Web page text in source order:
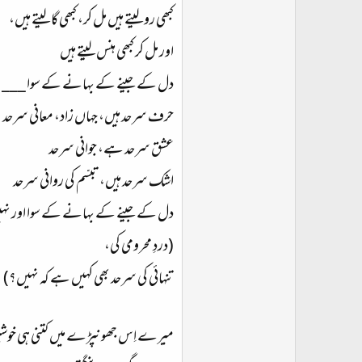
کبھی رو لیتے ہیں مل کر، کبھی گا لیتے ہیں،
اور مل کر کبھی ہنس لیتے ہیں
دل کے جینے کے بہانے کے سوا ___
حرف سرحد ہیں، جہاں زاد، معانی سرحد
عشق سرحد ہے، جوانی سرحد
اشک سرحد ہیں، تبسّم کی روانی سرحد
دل کے جینے کے بہانے کے سوا اور
(دردِ محرومی کی،
تنہائی کی سرحد بھی کہیں ہے کہ نہیں؟)
میرے اِس جھونپڑے میں کتنی ہی